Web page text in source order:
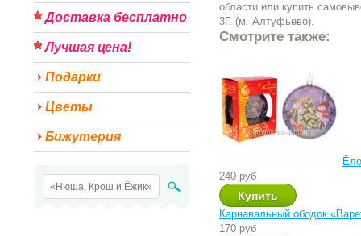
Доставка бесплатно
Лучшая цена!
Подарки
Цветы
Бижутерия
области или купить
3Г. (м. Алтуфьево).
Смотрите также:
240 руб
Карнавальный ободок
170 руб